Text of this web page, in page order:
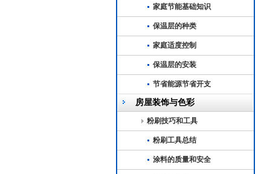
家庭节能基础知识
保温层的种类
家庭适度控制
保温层的安装
节省能源节省开支
房屋装饰与色彩
粉刷技巧和工具
粉刷工具总结
涂料的质量和安全